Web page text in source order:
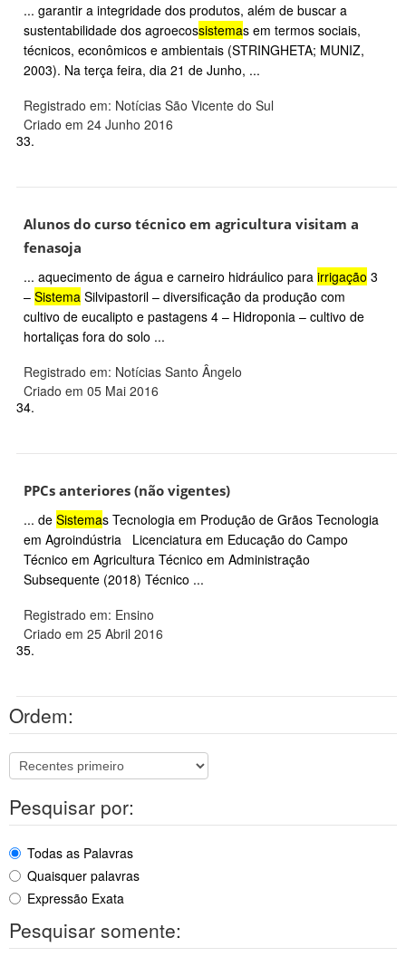
... garantir a integridade dos produtos, além de buscar a
sustentabilidade dos agroecossistemas em termos sociais,
técnicos, econômicos e ambientais (STRINGHETA; MUNIZ,
2003). Na terça feira, dia 21 de Junho, ...
Registrado em: Notícias São Vicente do Sul
Criado em 24 Junho 2016
33.
Alunos do curso técnico em agricultura visitam a
fenasoja
... aquecimento de água e carneiro hidráulico para irrigação 3
– Sistema Silvipastoril – diversificação da produção com
cultivo de eucalipto e pastagens 4 – Hidroponia – cultivo de
hortaliças fora do solo ...
Registrado em: Notícias Santo Ângelo
Criado em 05 Mai 2016
34.
PPCs anteriores (não vigentes)
... de Sistemas Tecnologia em Produção de Grãos Tecnologia
em Agroindústria Licenciatura em Educação do Campo
Técnico em Agricultura Técnico em Administração
Subsequente (2018) Técnico ...
Registrado em: Ensino
Criado em 25 Abril 2016
35.
Ordem:
Pesquisar por:
Todas as Palavras
Quaisquer palavras
Expressão Exata
Pesquisar somente: